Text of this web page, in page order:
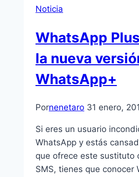
Noticia
WhatsApp
la nueva
WhatsApp+
Pornenetaro 31 enero,
Si eres un usuario
WhatsApp y estás
que ofrece este sustituto
SMS, tienes que conocer